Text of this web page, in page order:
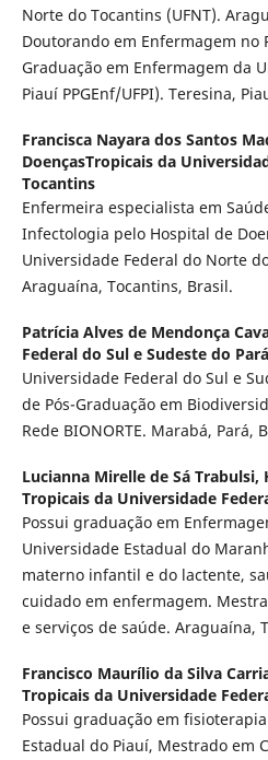
Norte do Tocantins (UFNT).
Doutorando em Enfermagem no
Graduação em Enfermagem da
Piauí PPGEnf/UFPI). Teresina,
Francisca Nayara dos Santos
DoençasTropicais da
Tocantins
Enfermeira especialista em
Infectologia pelo Hospital de
Universidade Federal do Norte
Araguaína, Tocantins, Brasil.
Patrícia Alves de Mendonça
Federal do Sul e Sudeste do Pará
Universidade Federal do Sul e
de Pós-Graduação em
Rede BIONORTE. Marabá, Pará,
Lucianna Mirelle de Sá Trabulsi,
Tropicais da Universidade
Possui graduação em
Universidade Estadual do
materno infantil e do lactente,
cuidado em enfermagem.
e serviços de saúde. Araguaína,
Francisco Maurílio da Silva
Tropicais da Universidade
Possui graduação em
Estadual do Piauí, Mestrado em